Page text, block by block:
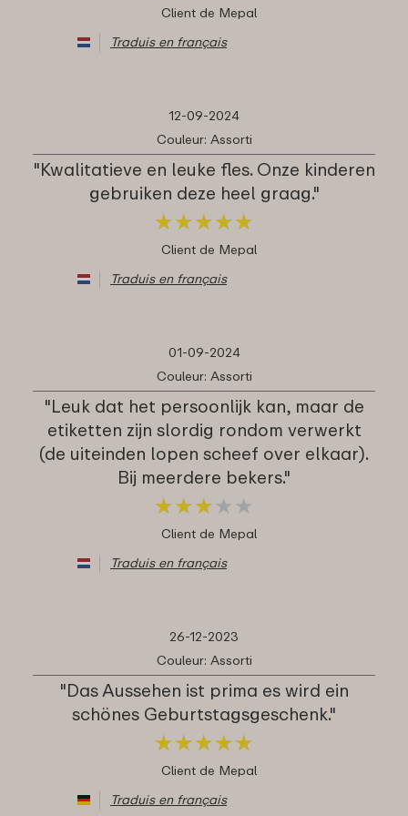
Client de Mepal
Traduis en français
12-09-2024
Couleur: Assorti
"Kwalitatieve en leuke fles. Onze kinderen
gebruiken deze heel graag."
★★★★★
★★★★★
Client de Mepal
Traduis en français
01-09-2024
Couleur: Assorti
"Leuk dat het persoonlijk kan, maar de
etiketten zijn slordig rondom verwerkt
(de uiteinden lopen scheef over elkaar).
Bij meerdere bekers."
★★★ ★ ★
★★★ ★ ★
Client de Mepal
Traduis en français
26-12-2023
Couleur: Assorti
"Das Aussehen ist prima es wird ein
schönes Geburtstagsgeschenk."
★★★★★
★★★★★
Client de Mepal
Traduis en français